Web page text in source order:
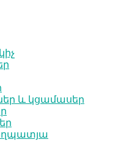
և կցամասեր